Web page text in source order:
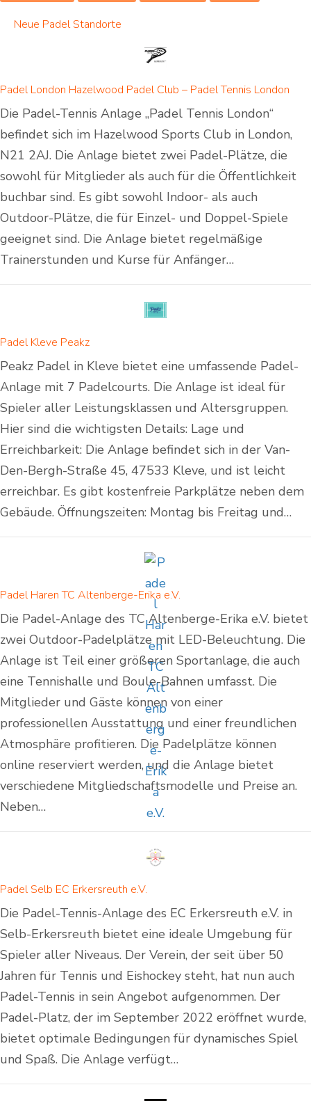
Neue Padel Standorte
Padel London Hazelwood Padel Club – Padel Tennis London
Die Padel-Tennis Anlage „Padel Tennis London“
befindet sich im Hazelwood Sports Club in London,
N21 2AJ. Die Anlage bietet zwei Padel-Plätze, die
sowohl für Mitglieder als auch für die Öffentlichkeit
buchbar sind. Es gibt sowohl Indoor- als auch
Outdoor-Plätze, die für Einzel- und Doppel-Spiele
geeignet sind. Die Anlage bietet regelmäßige
Trainerstunden und Kurse für Anfänger…
Padel Kleve Peakz
Peakz Padel in Kleve bietet eine umfassende Padel-
Anlage mit 7 Padelcourts. Die Anlage ist ideal für
Spieler aller Leistungsklassen und Altersgruppen.
Hier sind die wichtigsten Details: Lage und
Erreichbarkeit: Die Anlage befindet sich in der Van-
Den-Bergh-Straße 45, 47533 Kleve, und ist leicht
erreichbar. Es gibt kostenfreie Parkplätze neben dem
Gebäude. Öffnungszeiten: Montag bis Freitag und…
Padel Haren TC Altenberge-Erika e.V.
Die Padel-Anlage des TC Altenberge-Erika e.V. bietet
zwei Outdoor-Padelplätze mit LED-Beleuchtung. Die
Anlage ist Teil einer größeren Sportanlage, die auch
eine Tennishalle und Boule-Bahnen umfasst. Die
Mitglieder und Gäste können von einer
professionellen Ausstattung und einer freundlichen
Atmosphäre profitieren. Die Padelplätze können
online reserviert werden, und die Anlage bietet
verschiedene Mitgliedschaftsmodelle und Preise an.
Neben…
Padel Selb EC Erkersreuth e.V.
Die Padel-Tennis-Anlage des EC Erkersreuth e.V. in
Selb-Erkersreuth bietet eine ideale Umgebung für
Spieler aller Niveaus. Der Verein, der seit über 50
Jahren für Tennis und Eishockey steht, hat nun auch
Padel-Tennis in sein Angebot aufgenommen. Der
Padel-Platz, der im September 2022 eröffnet wurde,
bietet optimale Bedingungen für dynamisches Spiel
und Spaß. Die Anlage verfügt…